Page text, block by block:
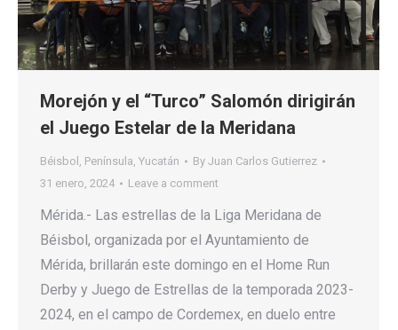
Morejón y el “Turco” Salomón dirigirán
el Juego Estelar de la Meridana
Béisbol , Península, Yucatán By Juan Carlos Gutierrez
31 enero, 2024
Leave a comment
Mérida.- Las estrellas de la Liga Meridana de
Béisbol, organizada por el Ayuntamiento de
Mérida, brillarán este domingo en el Home Run
Derby y Juego de Estrellas de la temporada 2023-
2024, en el campo de Cordemex, en duelo entre